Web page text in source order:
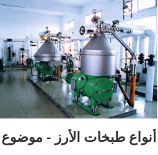
أنواع طبخات الأرز - موضوع